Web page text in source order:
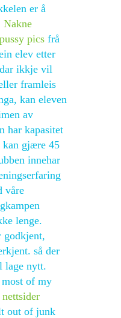
er å
Nakne
pics frå
elev etter
ikkje vil
framleis
kan eleven
av
har kapasitet
kan gjære 45
innehar
våre
lenge.
godkjent,
så der
lage nytt.
of my
out of junk